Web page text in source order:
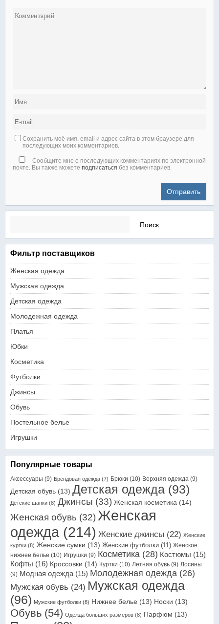
Сохранить моё имя, email и адрес сайта в этом браузере для
последующих моих комментариев.
Сообщите мне о последующих комментариях по электронной
почте. Вы также можете подписаться без комментариев.
Найти:
Фильтр поставщиков
Женская одежда
Мужская одежда
Детская одежда
Молодежная одежда
Платья
Юбки
Косметика
Футболки
Джинсы
Обувь
Постельное белье
Игрушки
Популярные товары
Аксессуары (9) Брендовая одежда (7) Брюки (10) Верхняя одежда (9)
Детская обувь (13) Детская одежда (93)
Детские шапки (8) Джинсы (33) Женская косметика (14)
Женская обувь (32) Женская
одежда (214) Женские джинсы (22) Женские
куртки (8) Женские сумки (13) Женские футболки (11) Женское
нижнее белье (10) Игрушки (9) Косметика (28) Костюмы (15)
Кофты (16) Кроссовки (14) Куртки (10) Летняя обувь (9) Лосины
(9) Модная одежда (15) Молодежная одежда (26)
Мужская обувь (24) Мужская одежда
(96) Мужские футболки (8) Нижнее белье (13) Носки (13)
Обувь (54) Одежда больших размеров (8) Парфюм (13)